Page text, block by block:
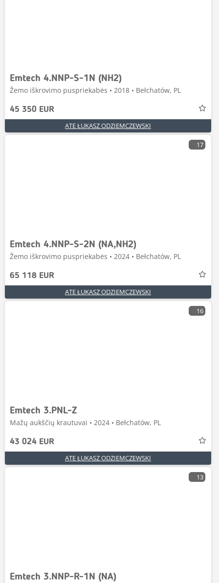
Emtech 4.NNP-S-1N (NH2)
Žemo iškrovimo puspriekabės • 2018 • Bełchatów, PL
45 350 EUR
ATE ŁUKASZ ODZIEMCZEWSKI
17
Emtech 4.NNP-S-2N (NA,NH2)
Žemo iškrovimo puspriekabės • 2024 • Bełchatów, PL
65 118 EUR
ATE ŁUKASZ ODZIEMCZEWSKI
16
Emtech 3.PNL-Z
Mažų aukščių krautuvai • 2024 • Bełchatów, PL
43 024 EUR
ATE ŁUKASZ ODZIEMCZEWSKI
13
Emtech 3.NNP-R-1N (NA)